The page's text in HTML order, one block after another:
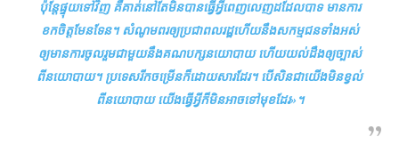
ប៉ុន្តែ​ផ្ទុយទៅវិញ គឺ​គាត់​នៅតែ​មិនបាន​ធ្វើ​អ្វី​ពេញលេញ​ដដែល​បាទ មានការ​
ខកចិត្ត​មែនទែន​។ សំណូមពរ​ឲ្យ​ប្រជាពលរដ្ឋ​ហើយនឹង​សកម្មជន​ទាំងអស់​
ឲ្យ​មានការ​ចូលរួម​ជាមួយ​នឹង​គណបក្ស​នយោបាយ ហើយ​យល់ដឹង​ឲ្យ​ច្បាស់​
ពី​នយោបាយ​។ ប្រទេស​រីកចម្រើន​ក៏ដោយ​សារ​ដែរ​។ បើសិនជា​យើង​មិន​ខ្វល់​
ពី​នយោបាយ យើង​ធ្វើ​អ្វី​ក៏​មិនអាច​ទៅមុខ​ដែរ»។